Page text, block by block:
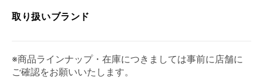
取り扱いブランド
※商品ラインナップ・在庫につきましては事前に店舗に
ご確認をお願いいたします。